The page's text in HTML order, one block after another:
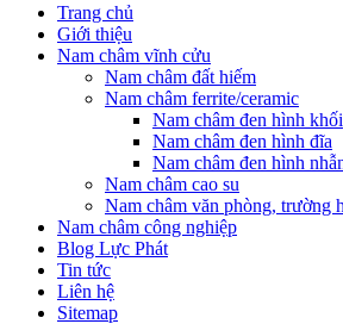
Trang chủ
Giới thiệu
Nam châm vĩnh cửu
Nam châm đất hiếm
Nam châm ferrite/ceramic
Nam châm đen hình khối
Nam châm đen hình đĩa
Nam châm đen hình
Nam châm cao su
Nam châm văn phòng, trường
Nam châm công nghiệp
Blog Lực Phát
Tin tức
Liên hệ
Sitemap